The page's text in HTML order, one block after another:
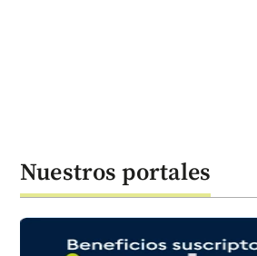
Nuestros portales